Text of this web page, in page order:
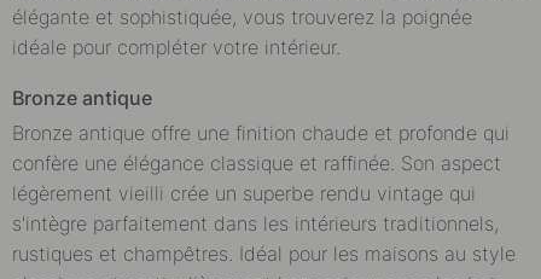
élégante et sophistiquée, vous trouverez la poignée
idéale pour compléter votre intérieur.
Bronze antique
Bronze antique offre une finition chaude et profonde qui
confère une élégance classique et raffinée. Son aspect
légèrement vieilli crée un superbe rendu vintage qui
s'intègre parfaitement dans les intérieurs traditionnels,
rustiques et champêtres. Idéal pour les maisons au style